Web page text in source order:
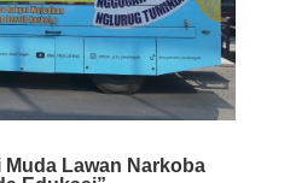
Lawan Narkoba